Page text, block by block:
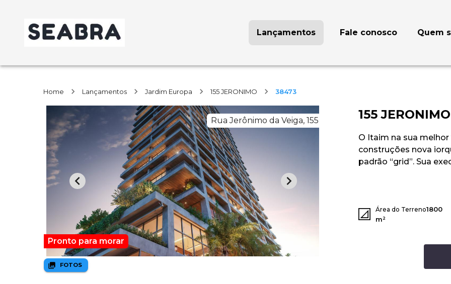
Lançamentos Fale conosco Quem
Home Lançamentos Jardim Europa 155 JERONIMO 38473
FOTOS
Rua Jerônimo da Veiga, 155
Pronto para morar
155 JERONIMO
O Itaim na sua
construções nova
padrão “grid”. Sua
Área do Terreno1800
m²